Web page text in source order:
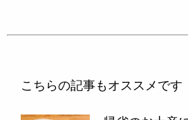
こちらの記事もオススメです